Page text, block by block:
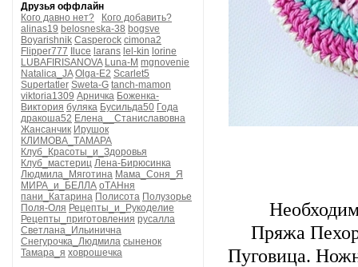
Друзья оффлайн
Кого давно нет?
Кого добавить?
alinas19 belosneska-38 bogsve
Boyarishnik Casperock cimona2
Flipper777
Iluce larans lel-kin lorine
LUBAFIRISANOVA Luna-M mgnovenie
Natalica_JA Olga-E2 Scarlet5
Supertatler Sweta-G tanch-mamon
viktoria1309 Арничка Боженка-
Виктория буляка Бусильда50 Года
дракоша52 Елена__Станиславовна
Жансанчик Ирушок
КЛИМОВА_ТАМАРА
Клуб_Красоты_и_Здоровья
Клуб_мастериц Лена-Бирюсинка
Людмила_Мяготина Мама_Соня_Я
МИРА_и_БЕЛЛА оТАНня
пани_Катарина Полисота Полузорье
Поля-Оля Рецепты_и_Рукоделие
Рецепты_приготовления русалла
Светлана_Ильинична
Снегурочка_Людмила сыненок
Тамара_я ховрошечка
Пряжа
Пуговица.